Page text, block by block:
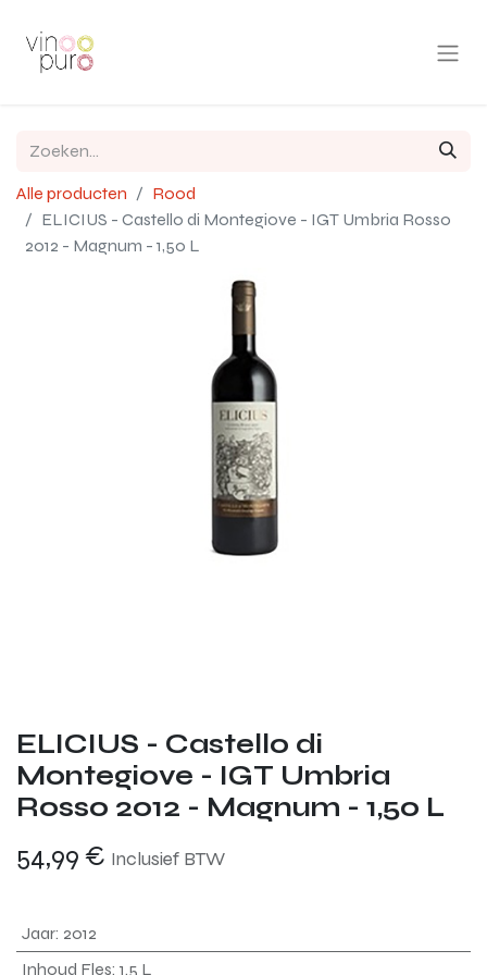
Alle producten
Rood
ELICIUS - Castello di Montegiove - IGT Umbria Rosso
2012 - Magnum - 1,50 L
ELICIUS - Castello di
Montegiove - IGT Umbria
Rosso 2012 - Magnum - 1,50 L
54,99 € Inclusief BTW
Jaar: 2012
Inhoud Fles: 1.5 L